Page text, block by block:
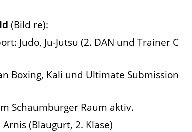
(Bild re):
Judo, Ju-Jutsu (2. DAN und Trainer C
Boxing, Kali und Ultimate Submission
Schaumburger Raum aktiv.
(Blaugurt, 2. Klase)